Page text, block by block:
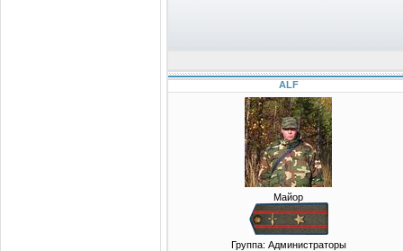
ALF
Майор
Группа: Администраторы